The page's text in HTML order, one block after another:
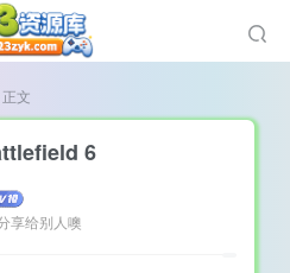
正文
6
享给别人噢